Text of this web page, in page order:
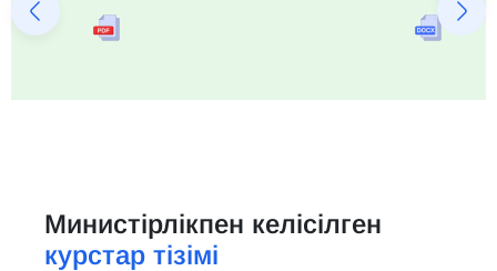
Министірлікпен келісілген
курстар тізімі